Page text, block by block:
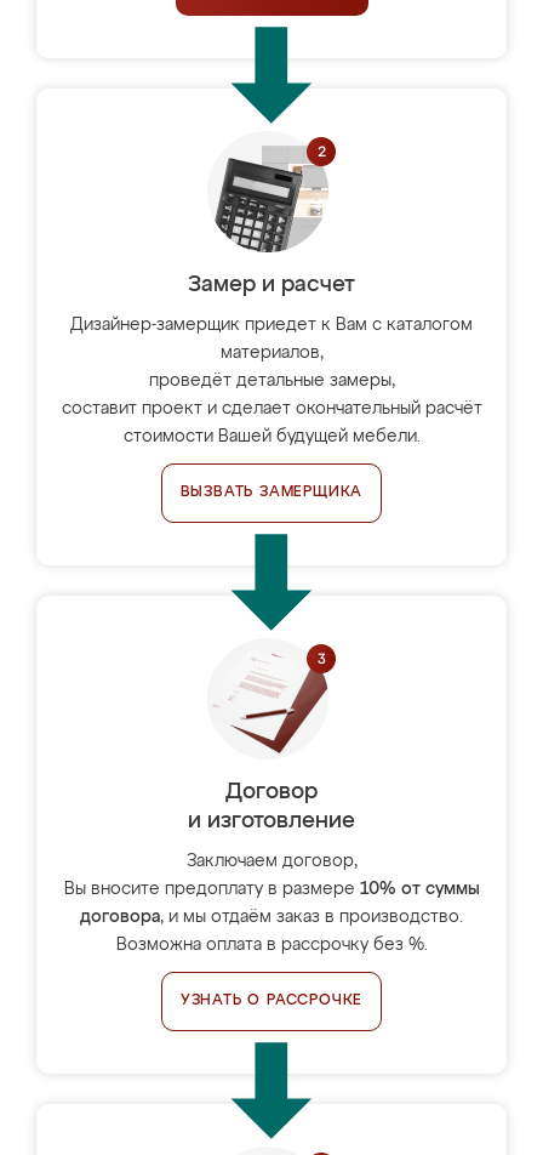
Замер и расчет
Дизайнер-замерщик приедет к Вам с каталогом
материалов,
проведёт детальные замеры,
составит проект и сделает окончательный расчёт
стоимости Вашей будущей мебели.
ВЫЗВАТЬ ЗАМЕРЩИКА
Договор
и изготовление
Заключаем договор,
Вы вносите предоплату в размере 10% от суммы
договора, и мы отдаём заказ в производство.
Возможна оплата в рассрочку без %.
УЗНАТЬ О РАССРОЧКЕ